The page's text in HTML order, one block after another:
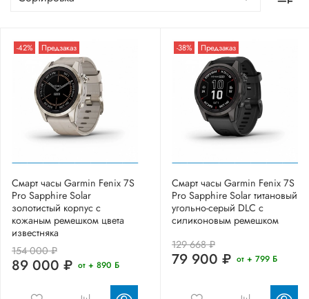
-42% Предзаказ
Смарт часы Garmin Fenix 7S
Pro Sapphire Solar
золотистый корпус с
кожаным ремешком цвета
известняка
154 000 ₽
89 000 ₽ от + 890 Б
-38% Предзаказ
Смарт часы Garmin Fenix 7S
Pro Sapphire Solar титановый
угольно-серый DLC с
силиконовым ремешком
129 668 ₽
79 900 ₽ от + 799 Б